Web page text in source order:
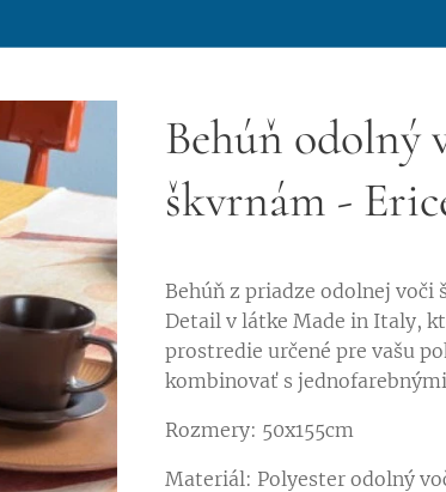
Behúň odolný
škvrnám -
Behúň z priadze odolnej voči
Detail v látke Made in Italy,
prostredie určené pre vašu
kombinovať s
Rozmery: 50x155cm
Materiál: Polyester odolný